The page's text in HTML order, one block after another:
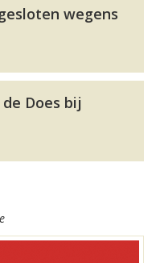
wegens
Does bij